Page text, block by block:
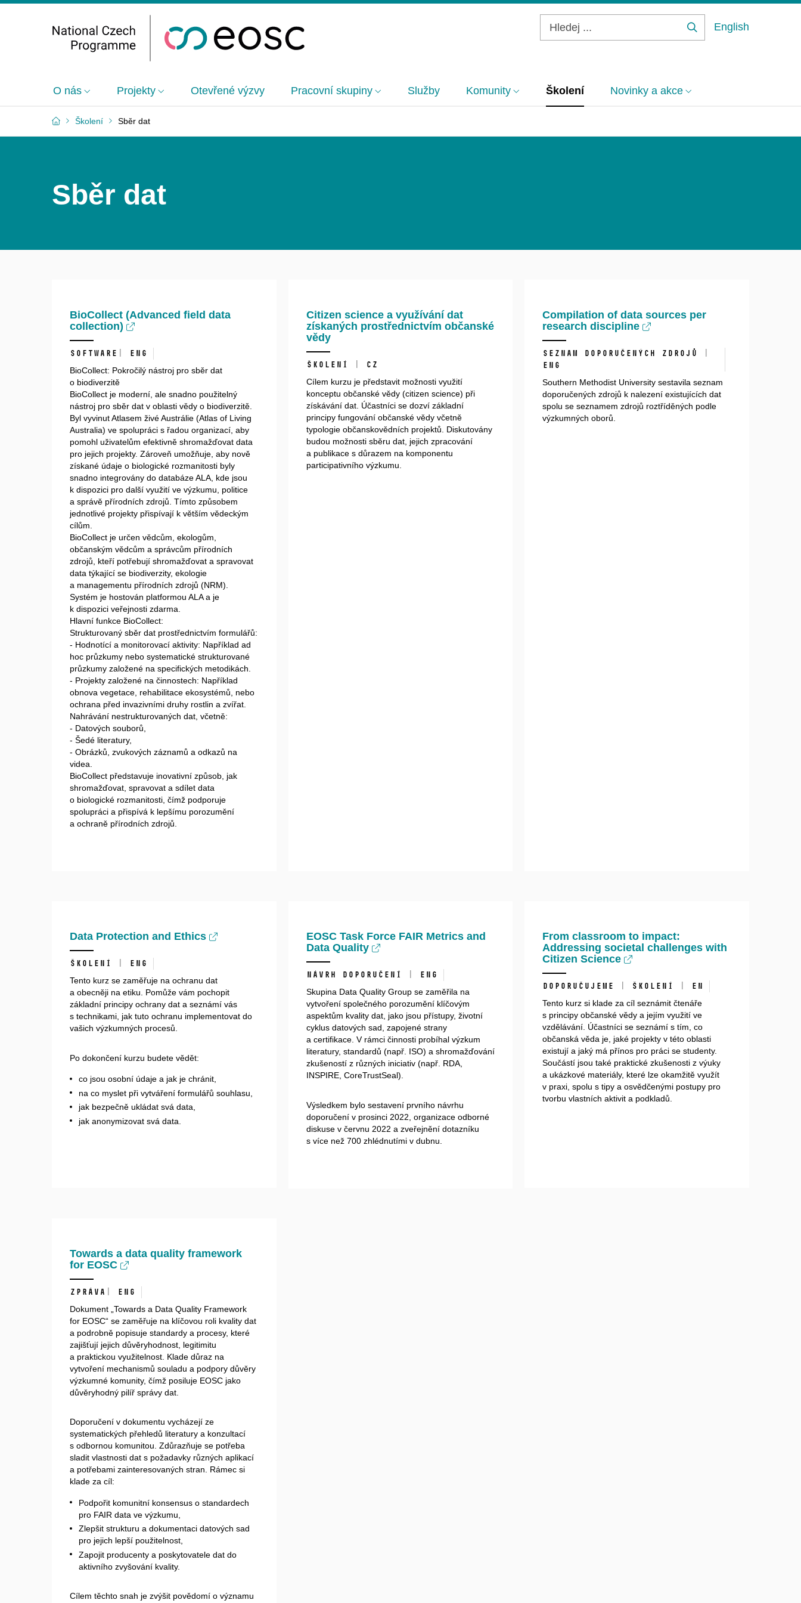
English
O nás Projekty Otevřené výzvy Pracovní skupiny Služby Komunity Školení Novinky a akce
Školení Sběr dat
Sběr dat
BioCollect (Advanced field data
collection)
software| ENG
BioCollect: Pokročilý nástroj pro sběr dat
o biodiverzitě
BioCollect je moderní, ale snadno použitelný
nástroj pro sběr dat v oblasti vědy o biodiverzitě.
Byl vyvinut Atlasem živé Austrálie (Atlas of Living
Australia) ve spolupráci s řadou organizací, aby
pomohl uživatelům efektivně shromažďovat data
pro jejich projekty. Zároveň umožňuje, aby nově
získané údaje o biologické rozmanitosti byly
snadno integrovány do databáze ALA, kde jsou
k dispozici pro další využití ve výzkumu, politice
a správě přírodních zdrojů. Tímto způsobem
jednotlivé projekty přispívají k větším vědeckým
cílům.
BioCollect je určen vědcům, ekologům,
občanským vědcům a správcům přírodních
zdrojů, kteří potřebují shromažďovat a spravovat
data týkající se biodiverzity, ekologie
a managementu přírodních zdrojů (NRM).
Systém je hostován platformou ALA a je
k dispozici veřejnosti zdarma.
Hlavní funkce BioCollect:
Strukturovaný sběr dat prostřednictvím formulářů:
- Hodnotící a monitorovací aktivity: Například ad
hoc průzkumy nebo systematické strukturované
průzkumy založené na specifických metodikách.
- Projekty založené na činnostech: Například
obnova vegetace, rehabilitace ekosystémů, nebo
ochrana před invazivními druhy rostlin a zvířat.
Nahrávání nestrukturovaných dat, včetně:
- Datových souborů,
- Šedé literatury,
- Obrázků, zvukových záznamů a odkazů na
videa.
BioCollect představuje inovativní způsob, jak
shromažďovat, spravovat a sdílet data
o biologické rozmanitosti, čímž podporuje
spolupráci a přispívá k lepšímu porozumění
a ochraně přírodních zdrojů.
Citizen science a využívání dat
získaných prostřednictvím občanské
vědy
školení | CZ
Cílem kurzu je představit možnosti využití
konceptu občanské vědy (citizen science) při
získávání dat. Účastníci se dozví základní
principy fungování občanské vědy včetně
typologie občanskovědních projektů. Diskutovány
budou možnosti sběru dat, jejich zpracování
a publikace s důrazem na komponentu
participativního výzkumu.
Compilation of data sources per
research discipline
seznam doporučených zdrojů |
ENG
Southern Methodist University sestavila seznam
doporučených zdrojů k nalezení existujících dat
spolu se seznamem zdrojů roztříděných podle
výzkumných oborů.
Data Protection and Ethics
školení | ENG
Tento kurz se zaměřuje na ochranu dat
a obecněji na etiku. Pomůže vám pochopit
základní principy ochrany dat a seznámí vás
s technikami, jak tuto ochranu implementovat do
vašich výzkumných procesů.
Po dokončení kurzu budete vědět:
co jsou osobní údaje a jak je chránit,
na co myslet při vytváření formulářů souhlasu,
jak bezpečně ukládat svá data,
jak anonymizovat svá data.
EOSC Task Force FAIR Metrics and
Data Quality
Návrh doporučení | ENG
Skupina Data Quality Group se zaměřila na
vytvoření společného porozumění klíčovým
aspektům kvality dat, jako jsou přístupy, životní
cyklus datových sad, zapojené strany
a certifikace. V rámci činnosti probíhal výzkum
literatury, standardů (např. ISO) a shromažďování
zkušeností z různých iniciativ (např. RDA,
INSPIRE, CoreTrustSeal).
Výsledkem bylo sestavení prvního návrhu
doporučení v prosinci 2022, organizace odborné
diskuse v červnu 2022 a zveřejnění dotazníku
s více než 700 zhlédnutími v dubnu.
From classroom to impact:
Addressing societal challenges with
Citizen Science
Doporučujeme | Školení | EN
Tento kurz si klade za cíl seznámit čtenáře
s principy občanské vědy a jejím využití ve
vzdělávání. Účastníci se seznámí s tím, co
občanská věda je, jaké projekty v této oblasti
existují a jaký má přínos pro práci se studenty.
Součástí jsou také praktické zkušenosti z výuky
a ukázkové materiály, které lze okamžitě využít
v praxi, spolu s tipy a osvědčenými postupy pro
tvorbu vlastních aktivit a podkladů.
Towards a data quality framework
for EOSC
ZPRÁVA| ENG
Dokument „Towards a Data Quality Framework
for EOSC“ se zaměřuje na klíčovou roli kvality dat
a podrobně popisuje standardy a procesy, které
zajišťují jejich důvěryhodnost, legitimitu
a praktickou využitelnost. Klade důraz na
vytvoření mechanismů souladu a podpory důvěry
výzkumné komunity, čímž posiluje EOSC jako
důvěryhodný pilíř správy dat.
Doporučení v dokumentu vycházejí ze
systematických přehledů literatury a konzultací
s odbornou komunitou. Zdůrazňuje se potřeba
sladit vlastnosti dat s požadavky různých aplikací
a potřebami zainteresovaných stran. Rámec si
klade za cíl:
Podpořit komunitní konsensus o standardech
pro FAIR data ve výzkumu,
Zlepšit strukturu a dokumentaci datových sad
pro jejich lepší použitelnost,
Zapojit producenty a poskytovatele dat do
aktivního zvyšování kvality.
Cílem těchto snah je zvýšit povědomí o významu